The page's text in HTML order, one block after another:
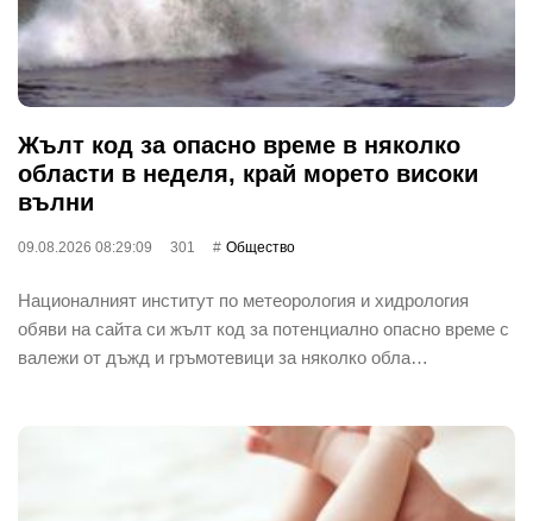
Жълт код за опасно време в няколко
области в неделя, край морето високи
вълни
09.08.2026 08:29:09 301 Общество
Националният институт по метеорология и хидрология
обяви на сайта си жълт код за потенциално опасно време с
валежи от дъжд и гръмотевици за няколко обла…